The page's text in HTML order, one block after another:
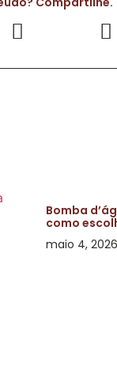
Bomba
como
maio 4, 2026